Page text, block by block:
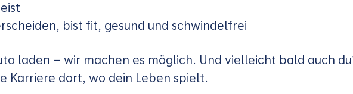
bist fit, gesund und schwindelfrei
laden – wir machen es möglich. Und vielleicht bald auch
Karriere dort, wo dein Leben spielt.